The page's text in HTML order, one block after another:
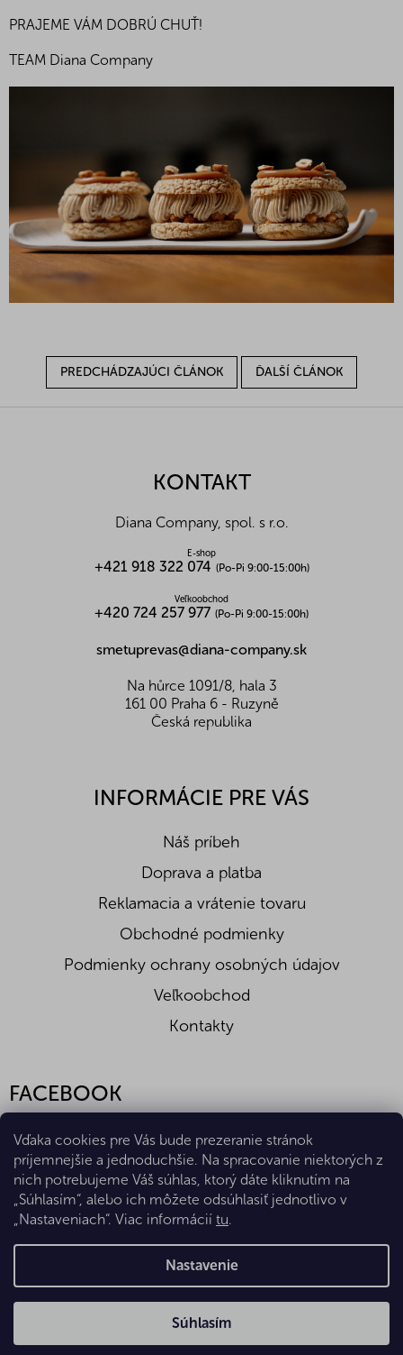
Vďaka cookies pre Vás bude prezeranie stránok
príjemnejšie a jednoduchšie. Na spracovanie niektorých z
nich potrebujeme Váš súhlas, ktorý dáte kliknutím na
„Súhlasím“, alebo ich môžete odsúhlasiť jednotlivo v
„Nastaveniach“. Viac informácií tu.
Nastavenie
Súhlasím
PRAJEME VÁM DOBRÚ CHUŤ!
TEAM Diana Company
PREDCHÁDZAJÚCI ČLÁNOK ĎALŠÍ ČLÁNOK
KONTAKT
Diana Company, spol. s r.o.
E-shop
+421 918 322 074 (Po-Pi 9:00-15:00h)
Veľkoobchod
+420 724 257 977 (Po-Pi 9:00-15:00h)
smetuprevas@diana-company.sk
Na hůrce 1091/8, hala 3
161 00 Praha 6 - Ruzyně
Česká republika
INFORMÁCIE PRE VÁS
Náš príbeh
Doprava a platba
Reklamacia a vrátenie tovaru
Obchodné podmienky
Podmienky ochrany osobných údajov
Veľkoobchod
Kontakty
FACEBOOK
Vytvoril Shoptet Premium
Copyright 2026Eshop Diana Company, spol. s r.o.. Všetky
práva vyhradené.